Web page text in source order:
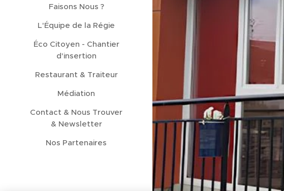
Faisons Nous ?
L'Équipe de la Régie
Éco Citoyen - Chantier
d'insertion
Restaurant & Traiteur
Médiation
Contact & Nous Trouver
& Newsletter
Nos Partenaires